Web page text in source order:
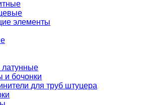
элементы
латунные
и бочонки
для труб штуцера